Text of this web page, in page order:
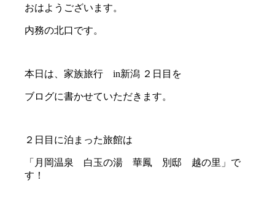
おはようございます。
内務の北口です。
本日は、家族旅行 in新潟 ２日目を
ブログに書かせていただきます。
２日目に泊まった旅館は
「月岡温泉 白玉の湯 華鳳 別邸 越の里」で
す！